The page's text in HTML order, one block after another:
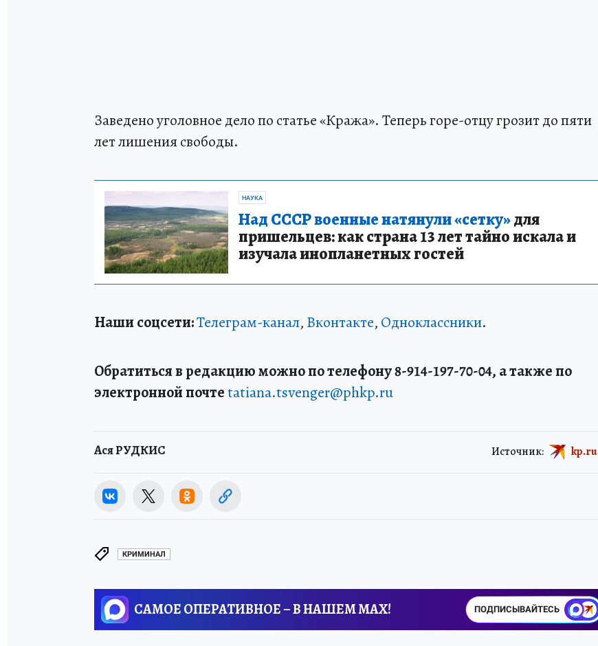
Заведено уголовное дело по статье «Кража». Теперь горе-отцу грозит до пяти
лет лишения свободы.
НАУКА
Над СССР военные натянули «сетку»для
пришельцев: как страна 13 лет тайно искала и
изучала инопланетных гостей
Наши соцсети:Телеграм-канал, Вконтакте, Одноклассники.
Обратиться в редакцию можно по телефону 8-914-197-70-04, а также по
электронной почтеtatiana.tsvenger@phkp.ru
Ася РУДКИС Источник: kp.ru
КРИМИНАЛ
САМОЕ ОПЕРАТИВНОЕ – В НАШЕМ MAX! ПОДПИСЫВАЙТЕСЬ